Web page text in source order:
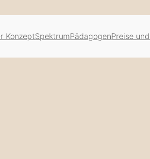
KonzeptSpektrumPädagogenPreise